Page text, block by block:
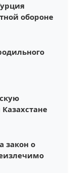
обороне
закон о